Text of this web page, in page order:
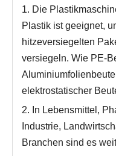
1. Die
Plastik ist geeignet,
hitzeversiegelten
versiegeln. Wie PE-
elektrostatischer
2. In Lebensmittel,
Industrie,
Branchen sind es